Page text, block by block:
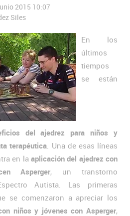
2015 10:07
Siles
En los
últimos
tiempos
se están
del ajedrez para niños y
terapéutica . Una de esas líneas
en la aplicación del ajedrez con
Asperger, un transtorno
Autista. Las primeras
se comenzaron a apreciar los
niños y jóvenes con Asperger,